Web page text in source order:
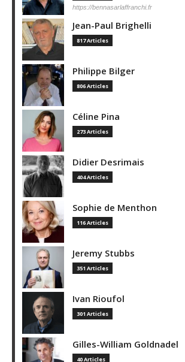
https://bennasarlaffranchi.fr
Jean-Paul Brighelli
817 Articles
Philippe Bilger
806 Articles
Céline Pina
273 Articles
Didier Desrimais
404 Articles
Sophie de Menthon
116 Articles
Jeremy Stubbs
351 Articles
Ivan Rioufol
301 Articles
Gilles-William Goldnadel
40 Articles